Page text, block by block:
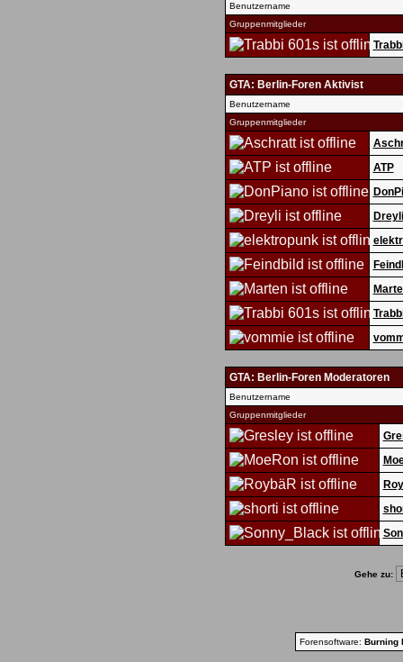
Benutzername
Gruppenmitglieder
GTA: Berlin-Foren Aktivist
Benutzername
Gruppenmitglieder
ATP
Dreyli
GTA: Berlin-Foren Moderatoren
Benutzername
Gruppenmitglieder
Gehe zu:
Forensoftware: Burning